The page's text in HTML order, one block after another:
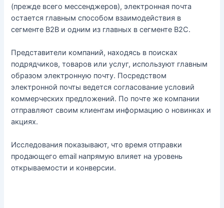
(прежде всего мессенджеров), электронная почта
остается главным способом взаимодействия в
сегменте B2B и одним из главных в сегменте B2C.
Представители компаний, находясь в поисках
подрядчиков, товаров или услуг, используют главным
образом электронную почту. Посредством
электронной почты ведется согласование условий
коммерческих предложений. По почте же компании
отправляют своим клиентам информацию о новинках и
акциях.
Исследования показывают, что время отправки
продающего email напрямую влияет на уровень
открываемости и конверсии.